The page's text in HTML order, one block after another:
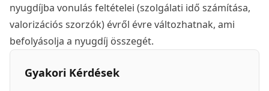
nyugdíjba vonulás feltételei (szolgálati idő számítása,
valorizációs szorzók) évről évre változhatnak, ami
befolyásolja a nyugdíj összegét.
Gyakori Kérdések